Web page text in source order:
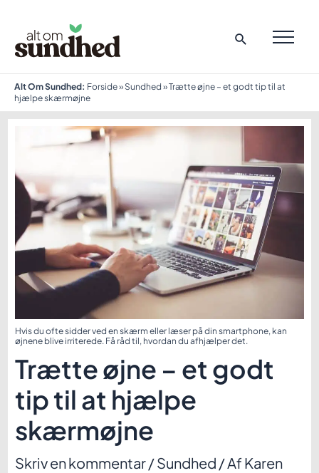
indholdet
Alt Om Sundhed: Forside» Sundhed »Trætte øjne – et godt tip til at
hjælpe skærmøjne
Hvis du ofte sidder ved en skærm eller læser på din smartphone, kan
øjnene blive irriterede. Få råd til, hvordan du afhjælper det.
Trætte øjne – et godt
tip til at hjælpe
skærmøjne
Skriv en kommentar/Sundhed / AfKaren